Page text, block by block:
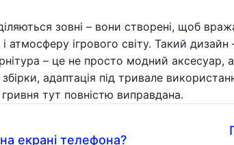
зовні – вони створені, щоб
атмосферу ігрового світу. Такий
– це не просто модний
адаптація під тривале
тут повністю виправдана.
екрані телефона?